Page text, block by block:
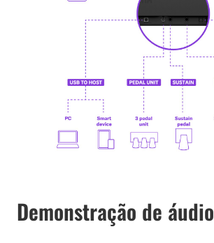
Demonstração de áudio